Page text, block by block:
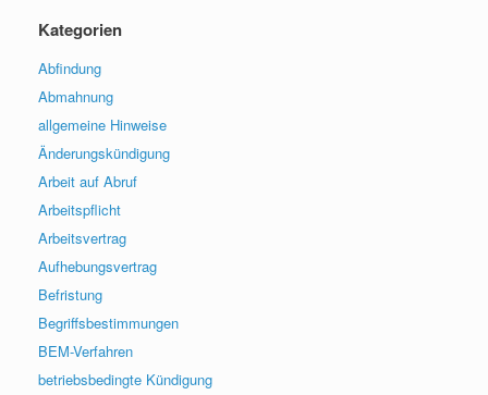
Kategorien
Abfindung
Abmahnung
allgemeine Hinweise
Änderungskündigung
Arbeit auf Abruf
Arbeitspflicht
Arbeitsvertrag
Aufhebungsvertrag
Befristung
Begriffsbestimmungen
BEM-Verfahren
betriebsbedingte Kündigung